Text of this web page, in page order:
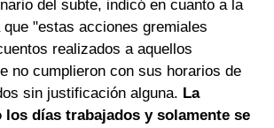
del subte, indicó en cuanto a la
que "estas acciones gremiales
realizados a aquellos
no cumplieron con sus horarios de
sin justificación alguna. La
los días trabajados y solamente se